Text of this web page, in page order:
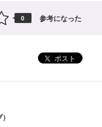
0 参考になった
ポスト